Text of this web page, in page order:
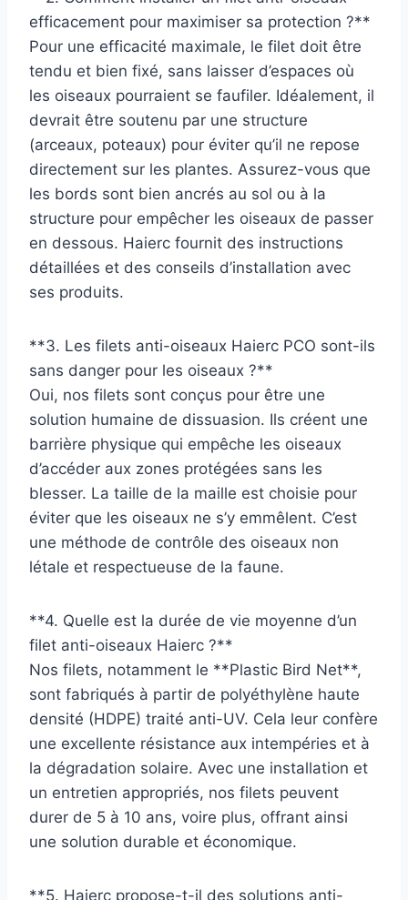
efficacement pour maximiser sa protection ?**
Pour une efficacité maximale, le filet doit être
tendu et bien fixé, sans laisser d’espaces où
les oiseaux pourraient se faufiler. Idéalement, il
devrait être soutenu par une structure
(arceaux, poteaux) pour éviter qu’il ne repose
directement sur les plantes. Assurez-vous que
les bords sont bien ancrés au sol ou à la
structure pour empêcher les oiseaux de passer
en dessous. Haierc fournit des instructions
détaillées et des conseils d’installation avec
ses produits.
**3. Les filets anti-oiseaux Haierc PCO sont-ils
sans danger pour les oiseaux ?**
Oui, nos filets sont conçus pour être une
solution humaine de dissuasion. Ils créent une
barrière physique qui empêche les oiseaux
d’accéder aux zones protégées sans les
blesser. La taille de la maille est choisie pour
éviter que les oiseaux ne s’y emmêlent. C’est
une méthode de contrôle des oiseaux non
létale et respectueuse de la faune.
**4. Quelle est la durée de vie moyenne d’un
filet anti-oiseaux Haierc ?**
Nos filets, notamment le **Plastic Bird Net**,
sont fabriqués à partir de polyéthylène haute
densité (HDPE) traité anti-UV. Cela leur confère
une excellente résistance aux intempéries et à
la dégradation solaire. Avec une installation et
un entretien appropriés, nos filets peuvent
durer de 5 à 10 ans, voire plus, offrant ainsi
une solution durable et économique.
**5. Haierc propose-t-il des solutions anti-